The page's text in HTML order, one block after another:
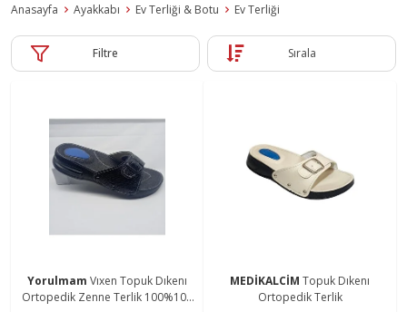
Anasayfa Ayakkabı Ev Terliği & Botu Ev Terliği
Filtre Sırala
Yorulmam Vıxen Topuk Dıkenı
Ortopedik Zenne Terlik 100%100
MEDİKALCİM Topuk Dıkenı
Ortopedik Terlik